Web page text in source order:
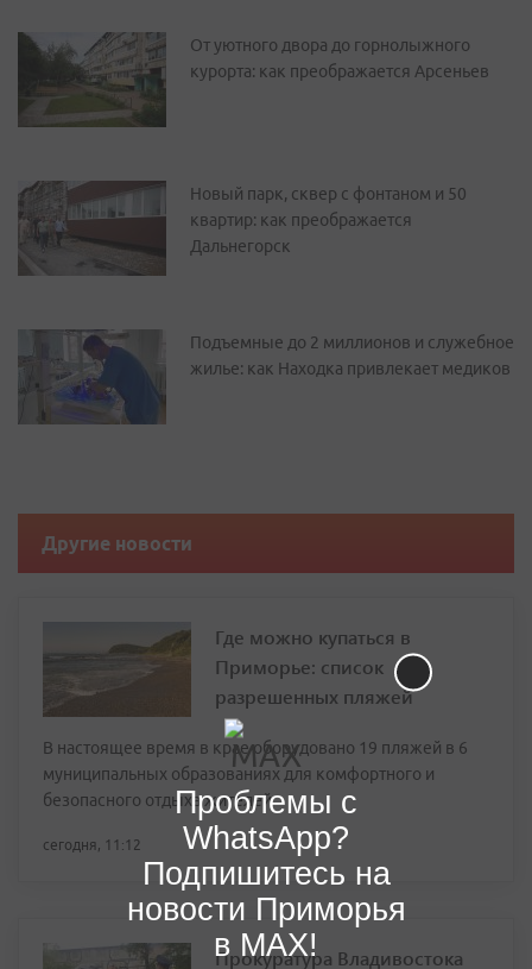
От уютного двора до горнолыжного
курорта: как преображается Арсеньев
Новый парк, сквер с фонтаном и 50
квартир: как преображается
Дальнегорск
Подъемные до 2 миллионов и служебное
жилье: как Находка привлекает медиков
Другие новости
Где можно купаться в
Приморье: список
разрешенных пляжей
В настоящее время в крае оборудовано 19 пляжей в 6
муниципальных образованиях для комфортного и
безопасного отдыха жителей
сегодня, 11:12
Прокуратура Владивостока
Проблемы с
WhatsApp?
Подпишитесь на
новости Приморья
в MAX!